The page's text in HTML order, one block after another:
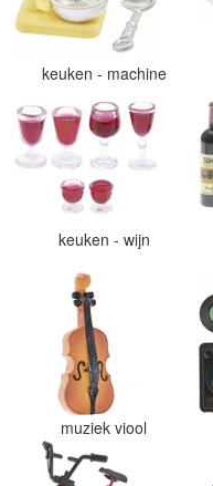
keuken - machine
keuken - wijn
muziek viool